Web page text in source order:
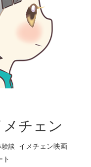
メチェン
験談 イメチェン映画
ト